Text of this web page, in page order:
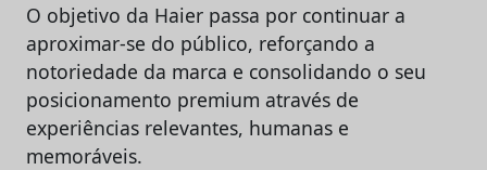
O objetivo da Haier passa por continuar a
aproximar-se do público, reforçando a
notoriedade da marca e consolidando o seu
posicionamento premium através de
experiências relevantes, humanas e
memoráveis.